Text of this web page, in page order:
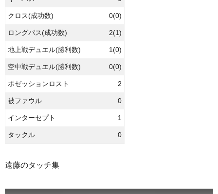
クロス(成功数) 0(0)
ロングパス(成功数) 2(1)
地上戦デュエル(勝利数) 1(0)
空中戦デュエル(勝利数) 0(0)
ポゼッションロスト 2
被ファウル 0
インターセプト 1
タックル 0
遠藤のタッチ集